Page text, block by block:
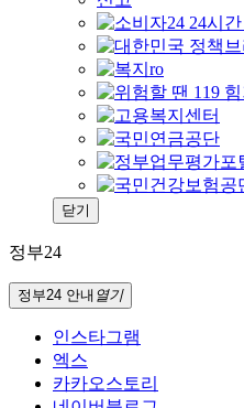
닫기
정부24
정부24 안내 열기
인스타그램
엑스
카카오스토리